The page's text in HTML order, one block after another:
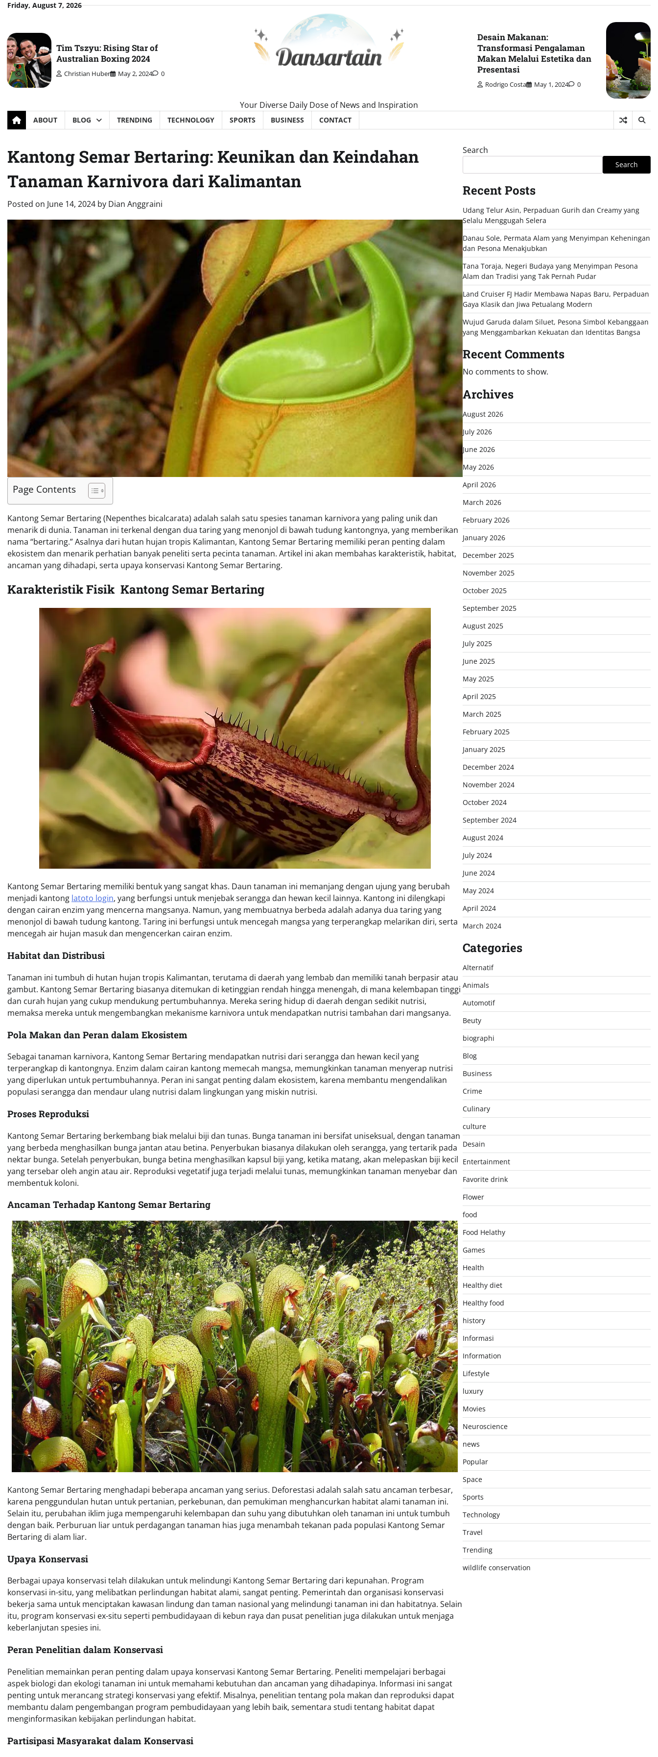
SkipFriday, August 7, 2026
Tim Tszyu: Rising Star of
Australian Boxing 2024
Christian Huber May 2, 2024 0
Your Diverse Daily Dose of News and Inspiration
Desain Makanan:
Transformasi Pengalaman
Makan Melalui Estetika dan
Presentasi
Rodrigo Costa May 1, 2024 0
ABOUT BLOG TRENDING TECHNOLOGY SPORTS BUSINESS CONTACT
Kantong Semar Bertaring: Keunikan dan Keindahan
Tanaman Karnivora dari Kalimantan
Posted on June 14, 2024 by Dian Anggraini
Page Contents
Kantong Semar Bertaring (Nepenthes bicalcarata) adalah salah satu spesies tanaman karnivora yang paling unik dan
menarik di dunia. Tanaman ini terkenal dengan dua taring yang menonjol di bawah tudung kantongnya, yang memberikan
nama “bertaring.” Asalnya dari hutan hujan tropis Kalimantan, Kantong Semar Bertaring memiliki peran penting dalam
ekosistem dan menarik perhatian banyak peneliti serta pecinta tanaman. Artikel ini akan membahas karakteristik, habitat,
ancaman yang dihadapi, serta upaya konservasi Kantong Semar Bertaring.
Karakteristik Fisik Kantong Semar Bertaring
Kantong Semar Bertaring memiliki bentuk yang sangat khas. Daun tanaman ini memanjang dengan ujung yang berubah
menjadi kantong latoto login, yang berfungsi untuk menjebak serangga dan hewan kecil lainnya. Kantong ini dilengkapi
dengan cairan enzim yang mencerna mangsanya. Namun, yang membuatnya berbeda adalah adanya dua taring yang
menonjol di bawah tudung kantong. Taring ini berfungsi untuk mencegah mangsa yang terperangkap melarikan diri, serta
mencegah air hujan masuk dan mengencerkan cairan enzim.
Habitat dan Distribusi
Tanaman ini tumbuh di hutan hujan tropis Kalimantan, terutama di daerah yang lembab dan memiliki tanah berpasir atau
gambut. Kantong Semar Bertaring biasanya ditemukan di ketinggian rendah hingga menengah, di mana kelembapan tinggi
dan curah hujan yang cukup mendukung pertumbuhannya. Mereka sering hidup di daerah dengan sedikit nutrisi,
memaksa mereka untuk mengembangkan mekanisme karnivora untuk mendapatkan nutrisi tambahan dari mangsanya.
Pola Makan dan Peran dalam Ekosistem
Sebagai tanaman karnivora, Kantong Semar Bertaring mendapatkan nutrisi dari serangga dan hewan kecil yang
terperangkap di kantongnya. Enzim dalam cairan kantong memecah mangsa, memungkinkan tanaman menyerap nutrisi
yang diperlukan untuk pertumbuhannya. Peran ini sangat penting dalam ekosistem, karena membantu mengendalikan
populasi serangga dan mendaur ulang nutrisi dalam lingkungan yang miskin nutrisi.
Proses Reproduksi
Kantong Semar Bertaring berkembang biak melalui biji dan tunas. Bunga tanaman ini bersifat uniseksual, dengan tanaman
yang berbeda menghasilkan bunga jantan atau betina. Penyerbukan biasanya dilakukan oleh serangga, yang tertarik pada
nektar bunga. Setelah penyerbukan, bunga betina menghasilkan kapsul biji yang, ketika matang, akan melepaskan biji kecil
yang tersebar oleh angin atau air. Reproduksi vegetatif juga terjadi melalui tunas, memungkinkan tanaman menyebar dan
membentuk koloni.
Ancaman Terhadap Kantong Semar Bertaring
Kantong Semar Bertaring menghadapi beberapa ancaman yang serius. Deforestasi adalah salah satu ancaman terbesar,
karena penggundulan hutan untuk pertanian, perkebunan, dan pemukiman menghancurkan habitat alami tanaman ini.
Selain itu, perubahan iklim juga mempengaruhi kelembapan dan suhu yang dibutuhkan oleh tanaman ini untuk tumbuh
dengan baik. Perburuan liar untuk perdagangan tanaman hias juga menambah tekanan pada populasi Kantong Semar
Bertaring di alam liar.
Upaya Konservasi
Berbagai upaya konservasi telah dilakukan untuk melindungi Kantong Semar Bertaring dari kepunahan. Program
konservasi in-situ, yang melibatkan perlindungan habitat alami, sangat penting. Pemerintah dan organisasi konservasi
bekerja sama untuk menciptakan kawasan lindung dan taman nasional yang melindungi tanaman ini dan habitatnya. Selain
itu, program konservasi ex-situ seperti pembudidayaan di kebun raya dan pusat penelitian juga dilakukan untuk menjaga
keberlanjutan spesies ini.
Peran Penelitian dalam Konservasi
Penelitian memainkan peran penting dalam upaya konservasi Kantong Semar Bertaring. Peneliti mempelajari berbagai
aspek biologi dan ekologi tanaman ini untuk memahami kebutuhan dan ancaman yang dihadapinya. Informasi ini sangat
penting untuk merancang strategi konservasi yang efektif. Misalnya, penelitian tentang pola makan dan reproduksi dapat
membantu dalam pengembangan program pembudidayaan yang lebih baik, sementara studi tentang habitat dapat
menginformasikan kebijakan perlindungan habitat.
Partisipasi Masyarakat dalam Konservasi
Search
Search
Recent Posts
Udang Telur Asin, Perpaduan Gurih dan Creamy yang
Selalu Menggugah Selera
Danau Sole, Permata Alam yang Menyimpan Keheningan
dan Pesona Menakjubkan
Tana Toraja, Negeri Budaya yang Menyimpan Pesona
Alam dan Tradisi yang Tak Pernah Pudar
Land Cruiser FJ Hadir Membawa Napas Baru, Perpaduan
Gaya Klasik dan Jiwa Petualang Modern
Wujud Garuda dalam Siluet, Pesona Simbol Kebanggaan
yang Menggambarkan Kekuatan dan Identitas Bangsa
Recent Comments
No comments to show.
Archives
August 2026
July 2026
June 2026
May 2026
April 2026
March 2026
February 2026
January 2026
December 2025
November 2025
October 2025
September 2025
August 2025
July 2025
June 2025
May 2025
April 2025
March 2025
February 2025
January 2025
December 2024
November 2024
October 2024
September 2024
August 2024
July 2024
June 2024
May 2024
April 2024
March 2024
Categories
Alternatif
Animals
Automotif
Beuty
biographi
Blog
Business
Crime
Culinary
culture
Desain
Entertainment
Favorite drink
Flower
food
Food Helathy
Games
Health
Healthy diet
Healthy food
history
Informasi
Information
Lifestyle
luxury
Movies
Neuroscience
news
Popular
Space
Sports
Technology
Travel
Trending
wildlife conservation